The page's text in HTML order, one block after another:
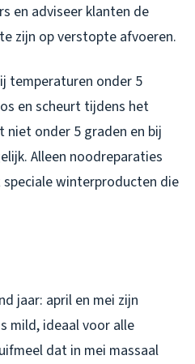
en adviseer klanten de
zijn op verstopte afvoeren.
temperaturen onder 5
en scheurt tijdens het
niet onder 5 graden en bij
Alleen noodreparaties
winterproducten die
jaar: april en mei zijn
mild, ideaal voor alle
dat in mei massaal